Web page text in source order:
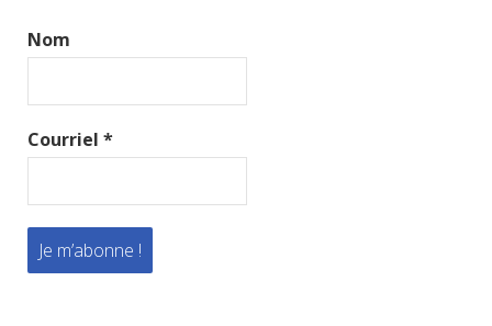
Nom
Courriel *